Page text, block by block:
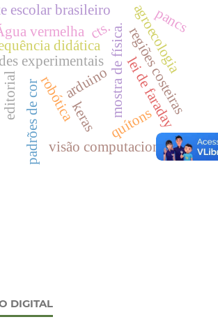
editorial padrões de cor
experimentais mostra de física.
escolar brasileiro
quítons
regiões costeiras
robótica
visão computacional
keras
didática
cts.
vermelha agroecologia
lei de faraday
arduino
pancs
DIGITAL